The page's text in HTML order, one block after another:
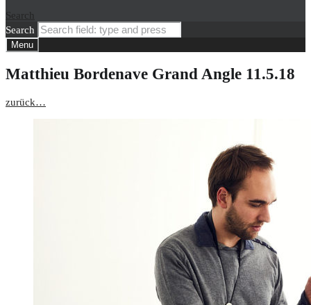
Search
Search
Menu
Matthieu Bordenave Grand Angle 11.5.18
zurück…